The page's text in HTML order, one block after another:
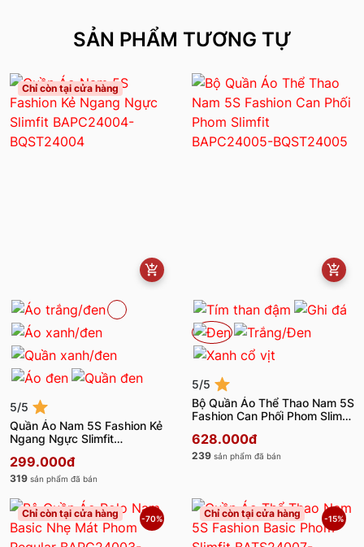
SẢN PHẨM TƯƠNG TỰ
Chỉ còn tại cửa hàng
5/5
Quần Áo Nam 5S Fashion Kẻ
Ngang Ngực Slimfit
299.000đ
319 sản phẩm đã bán
5/5
Bộ Quần Áo Thể Thao Nam 5S
Fashion Can Phối Phom Slimfit
628.000đ
239 sản phẩm đã bán
Chỉ còn tại cửa hàng -70% Chỉ còn tại cửa hàng -15%